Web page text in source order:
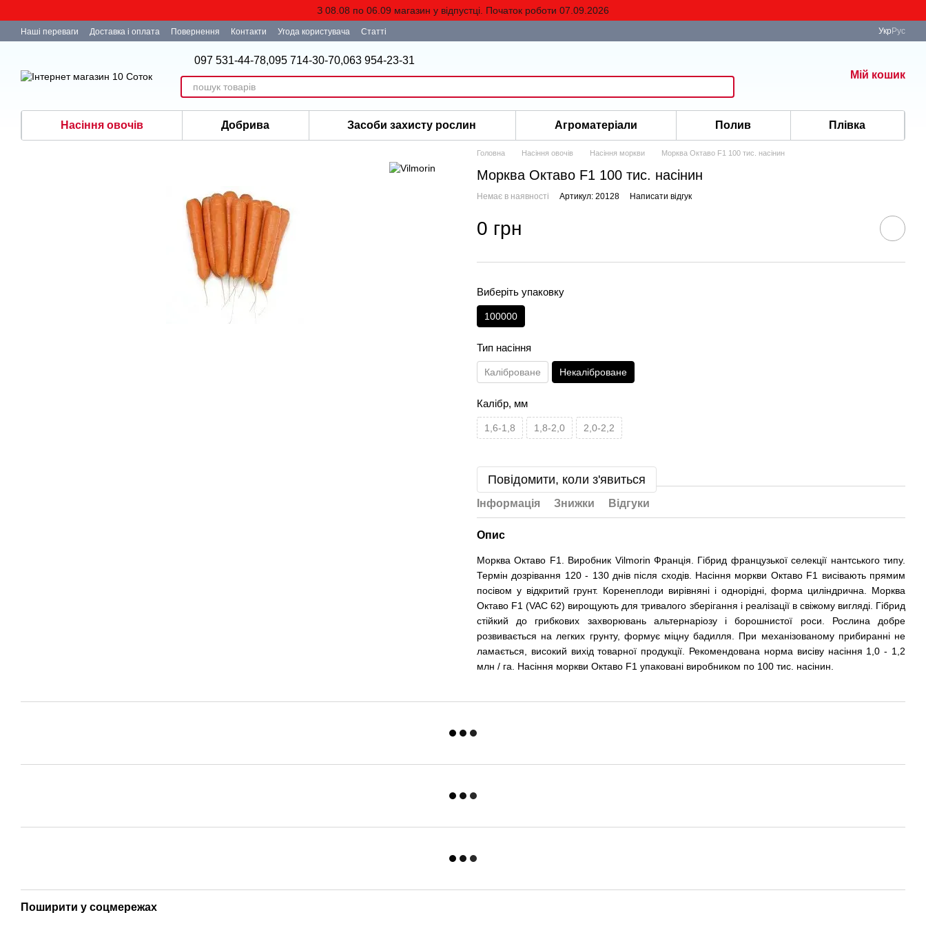
З 08.08 по 06.09 магазин у відпустці. Початок роботи 07.09.2026
Наші переваги Доставка і оплата Повернення Контакти Угода користувача Статті Укр Рус
097 531-44-78,095 714-30-70,063 954-23-31
Мій кошик
Насіння овочів Добрива Засоби захисту рослин Агроматеріали Полив Плівка
Головна Насіння овочів Насіння моркви Морква Октаво F1 100 тис. насінин
Морква Октаво F1 100 тис. насінин
Немає в наявності Артикул: 20128 Написати відгук
0 грн
Виберіть упаковку
100000
Тип насіння
Каліброване Некаліброване
Калібр, мм
1,6-1,8 1,8-2,0 2,0-2,2
Повідомити, коли з'явиться
Інформація Знижки Відгуки
Опис
Морква Октаво F1. Виробник Vilmorin Франція. Гібрид французької селекції нантського типу.
Термін дозрівання 120 - 130 днів після сходів. Насіння моркви Октаво F1 висівають прямим
посівом у відкритий грунт. Коренеплоди вирівняні і однорідні, форма циліндрична. Морква
Октаво F1 (VAC 62) вирощують для тривалого зберігання і реалізації в свіжому вигляді. Гібрид
стійкий до грибкових захворювань альтернаріозу і борошнистої роси. Рослина добре
розвивається на легких грунту, формує міцну бадилля. При механізованому прибиранні не
ламається, високий вихід товарної продукції. Рекомендована норма висіву насіння 1,0 - 1,2
млн / га. Насіння моркви Октаво F1 упаковані виробником по 100 тис. насінин.
Поширити у соцмережах